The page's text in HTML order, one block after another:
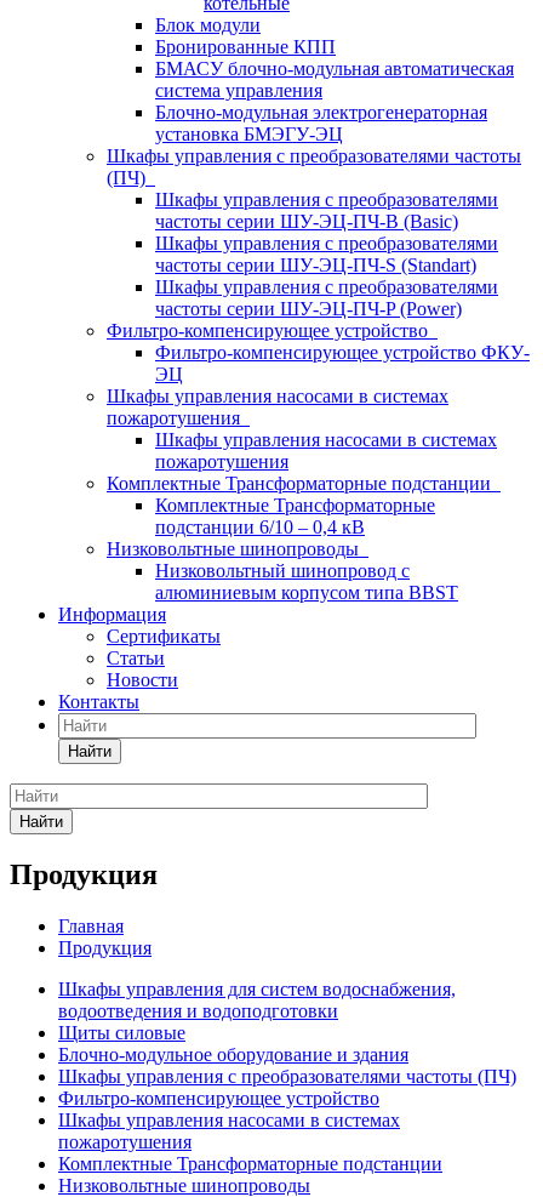
Блок модули
Бронированные КПП
БМАСУ блочно-модульная автоматическая
система управления
Блочно-модульная электрогенераторная
установка БМЭГУ-ЭЦ
Шкафы управления с преобразователями частоты
(ПЧ)
Шкафы управления с преобразователями
частоты серии ШУ-ЭЦ-ПЧ-В (Basic)
Шкафы управления с преобразователями
частоты серии ШУ-ЭЦ-ПЧ-S (Standart)
Шкафы управления с преобразователями
частоты серии ШУ-ЭЦ-ПЧ-P (Power)
Фильтро-компенсирующее устройство
Фильтро-компенсирующее устройство ФКУ-
ЭЦ
Шкафы управления насосами в системах
пожаротушения
Шкафы управления насосами в системах
пожаротушения
Комплектные Трансформаторные подстанции
Комплектные Трансформаторные
подстанции 6/10 – 0,4 кВ
Низковольтные шинопроводы
Низковольтный шинопровод с
алюминиевым корпусом типа BBST
Информация
Сертификаты
Статьи
Новости
Контакты
Найти
Найти
Продукция
Главная
Продукция
Шкафы управления для систем водоснабжения,
водоотведения и водоподготовки
Щиты силовые
Блочно-модульное оборудование и здания
Шкафы управления с преобразователями частоты (ПЧ)
Фильтро-компенсирующее устройство
Шкафы управления насосами в системах
пожаротушения
Комплектные Трансформаторные подстанции
Низковольтные шинопроводы